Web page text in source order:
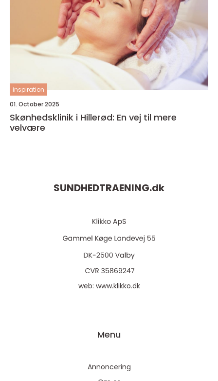
inspiration
01. October 2025
Skønhedsklinik i Hillerød: En vej til mere
velvære
SUNDHEDTRAENING.dk
web: www.klikko.dk
Menu
Annoncering